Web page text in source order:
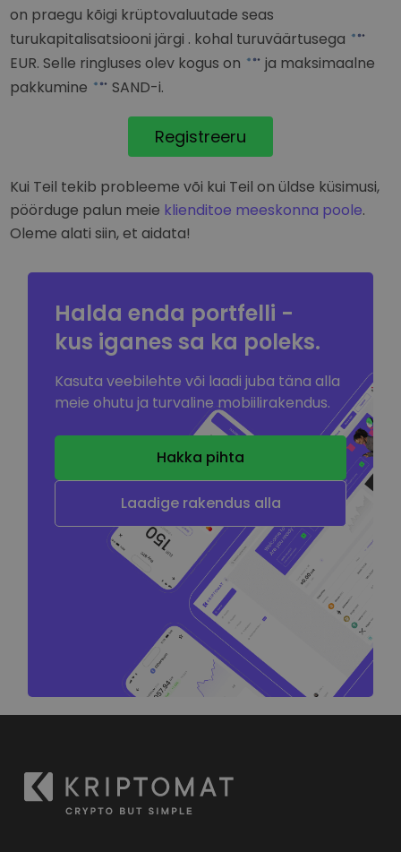
on praegu kõigi krüptovaluutade seas
turukapitalisatsiooni järgi . kohal turuväärtusega
EUR. Selle ringluses olev kogus on
ja maksimaalne
pakkumine
SAND-i.
Registreeru
Kui Teil tekib probleeme või kui Teil on üldse küsimusi,
pöörduge palun meie klienditoe meeskonna poole.
Oleme alati siin, et aidata!
Halda enda portfelli -
kus iganes sa ka poleks.
Kasuta veebilehte või laadi juba täna alla
meie ohutu ja turvaline mobiilirakendus.
Hakka pihta
Laadige rakendus alla